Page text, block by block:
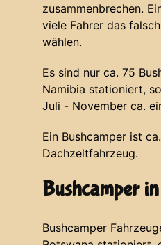
zusammenbrechen.
viele Fahrer das
wählen.
Es sind nur ca. 75
Namibia stationiert,
Juli - November ca.
Ein Bushcamper ist
Dachzeltfahrzeug.
Bushcamper
Bushcamper